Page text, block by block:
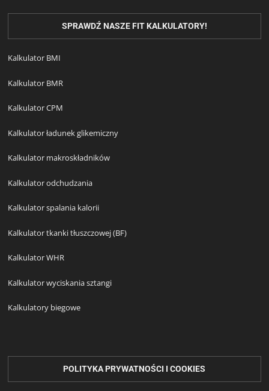
SPRAWDŹ NASZE FIT KALKULATORY!
Kalkulator BMI
Kalkulator BMR
Kalkulator CPM
Kalkulator ładunek glikemiczny
Kalkulator makroskładników
Kalkulator odchudzania
Kalkulator spalania kalorii
Kalkulator tkanki tłuszczowej (BF)
Kalkulator WHR
Kalkulator wyciskania sztangi
Kalkulatory biegowe
POLITYKA PRYWATNOŚCI I COOKIES